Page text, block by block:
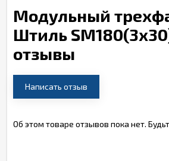
Модульный
Штиль
отзывы
Написать отзыв
Об этом товаре отзывов пока нет.